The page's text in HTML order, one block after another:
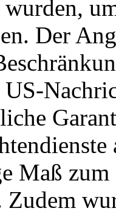
Der
Maß
Zudem